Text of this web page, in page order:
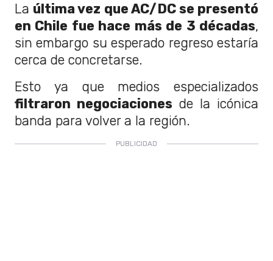
La última vez que AC/DC se presentó
en Chile fue hace más de 3 décadas,
sin embargo su esperado regreso estaría
cerca de concretarse.
Esto ya que medios especializados
filtraron negociaciones de la icónica
banda para volver a la región.